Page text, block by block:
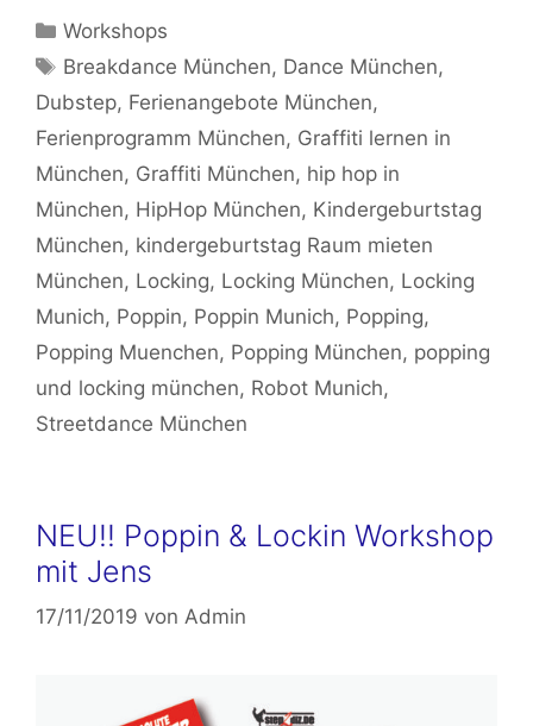
Kategorien
Workshops
Schlagwörter
Breakdance München, Dance München,
Dubstep, Ferienangebote München,
Ferienprogramm München, Graffiti lernen in
München, Graffiti München, hip hop in
München, HipHop München, Kindergeburtstag
München, kindergeburtstag Raum mieten
München, Locking, Locking München, Locking
Munich, Poppin, Poppin Munich, Popping,
Popping Muenchen, Popping München, popping
und locking münchen, Robot Munich,
Streetdance München
NEU!! Poppin & Lockin Workshop
mit Jens
17/11/2019 von Admin